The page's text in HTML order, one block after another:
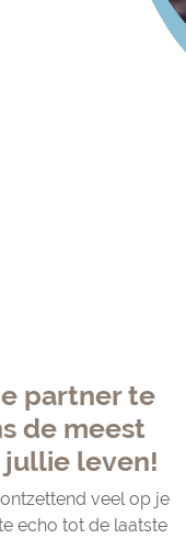
partner te
de meest
leven!
veel op je
echo tot de laatste